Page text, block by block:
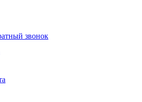
звонок